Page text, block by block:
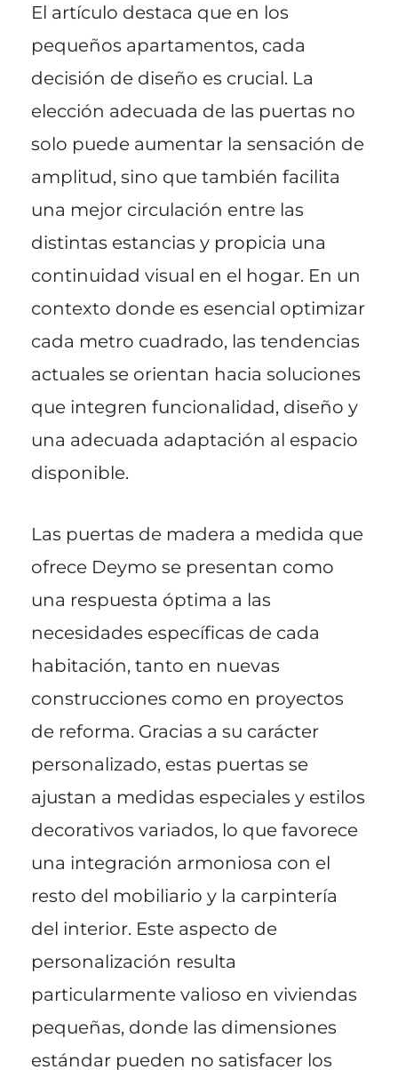
El artículo destaca que en los
pequeños apartamentos, cada
decisión de diseño es crucial. La
elección adecuada de las puertas no
solo puede aumentar la sensación de
amplitud, sino que también facilita
una mejor circulación entre las
distintas estancias y propicia una
continuidad visual en el hogar. En un
contexto donde es esencial optimizar
cada metro cuadrado, las tendencias
actuales se orientan hacia soluciones
que integren funcionalidad, diseño y
una adecuada adaptación al espacio
disponible.
Las puertas de madera a medida que
ofrece Deymo se presentan como
una respuesta óptima a las
necesidades específicas de cada
habitación, tanto en nuevas
construcciones como en proyectos
de reforma. Gracias a su carácter
personalizado, estas puertas se
ajustan a medidas especiales y estilos
decorativos variados, lo que favorece
una integración armoniosa con el
resto del mobiliario y la carpintería
del interior. Este aspecto de
personalización resulta
particularmente valioso en viviendas
pequeñas, donde las dimensiones
estándar pueden no satisfacer los